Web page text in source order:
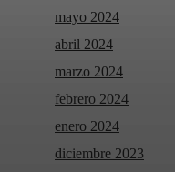
mayo 2024
abril 2024
marzo 2024
febrero 2024
enero 2024
diciembre 2023